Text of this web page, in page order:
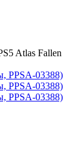
Atlas Fallen